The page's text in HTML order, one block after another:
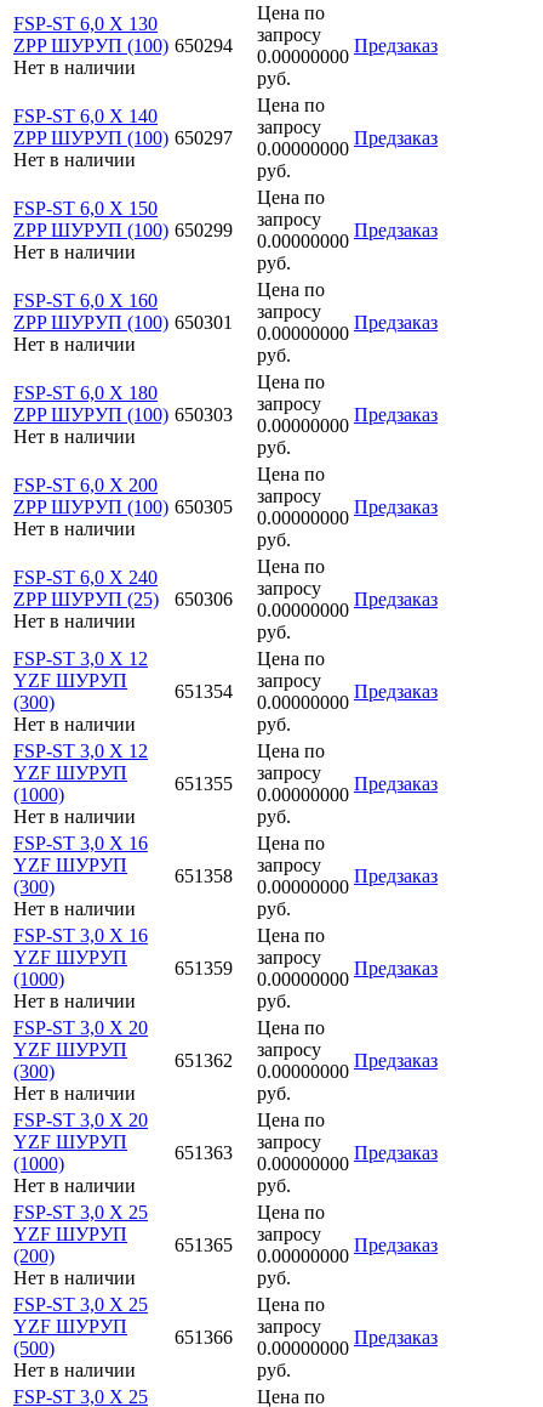
FSP-ST 6,0 X 130
ZPP ШУРУП (100)
Нет в наличии
650294
Цена по
запросу
0.00000000
руб.
Предзаказ
FSP-ST 6,0 X 140
ZPP ШУРУП (100)
Нет в наличии
650297
Цена по
запросу
0.00000000
руб.
Предзаказ
FSP-ST 6,0 X 150
ZPP ШУРУП (100)
Нет в наличии
650299
Цена по
запросу
0.00000000
руб.
Предзаказ
FSP-ST 6,0 X 160
ZPP ШУРУП (100)
Нет в наличии
650301
Цена по
запросу
0.00000000
руб.
Предзаказ
FSP-ST 6,0 X 180
ZPP ШУРУП (100)
Нет в наличии
650303
Цена по
запросу
0.00000000
руб.
Предзаказ
FSP-ST 6,0 X 200
ZPP ШУРУП (100)
Нет в наличии
650305
Цена по
запросу
0.00000000
руб.
Предзаказ
FSP-ST 6,0 X 240
ZPP ШУРУП (25)
Нет в наличии
650306
Цена по
запросу
0.00000000
руб.
Предзаказ
FSP-ST 3,0 X 12
YZF ШУРУП
(300)
Нет в наличии
651354
Цена по
запросу
0.00000000
руб.
Предзаказ
FSP-ST 3,0 X 12
YZF ШУРУП
(1000)
Нет в наличии
651355
Цена по
запросу
0.00000000
руб.
Предзаказ
FSP-ST 3,0 X 16
YZF ШУРУП
(300)
Нет в наличии
651358
Цена по
запросу
0.00000000
руб.
Предзаказ
FSP-ST 3,0 X 16
YZF ШУРУП
(1000)
Нет в наличии
651359
Цена по
запросу
0.00000000
руб.
Предзаказ
FSP-ST 3,0 X 20
YZF ШУРУП
(300)
Нет в наличии
651362
Цена по
запросу
0.00000000
руб.
Предзаказ
FSP-ST 3,0 X 20
YZF ШУРУП
(1000)
Нет в наличии
651363
Цена по
запросу
0.00000000
руб.
Предзаказ
FSP-ST 3,0 X 25
YZF ШУРУП
(200)
Нет в наличии
651365
Цена по
запросу
0.00000000
руб.
Предзаказ
FSP-ST 3,0 X 25
YZF ШУРУП
(500)
Нет в наличии
651366
Цена по
запросу
0.00000000
руб.
Предзаказ
FSP-ST 3,0 X 25 Цена по